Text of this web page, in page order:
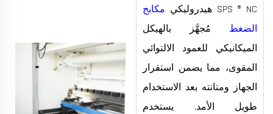
SPS ® NC هيدروليكي
مكابح
الضغط مُجهَّز بالهيكل
الميكانيكي للعمود الالتوائي
المقوى، مما يضمن استقرار
الجهاز ومتانته بعد الاستخدام
طويل الأمد. يستخدم